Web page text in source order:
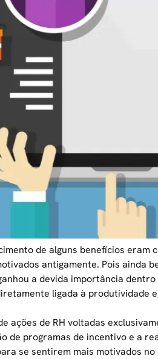
de alguns benefícios eram
antigamente. Pois ainda
a devida importância
ligada à produtividade
ações de RH voltadas
de programas de incentivo e a
se sentirem mais motivados no